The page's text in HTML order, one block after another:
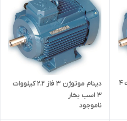
دینام موتوژن ۳ فاز 3 کیلووات 4
دینام موتوژن ۳ فاز 2.2 کیلووات
3 اسب بخار
ناموجود